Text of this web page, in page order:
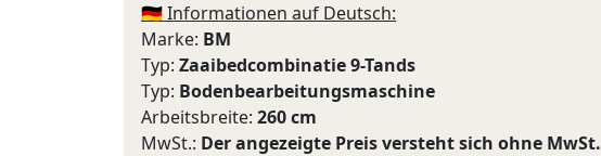
🇩🇪 Informationen auf Deutsch:
Marke: BM
Typ: Zaaibedcombinatie 9-Tands
Typ: Bodenbearbeitungsmaschine
Arbeitsbreite: 260 cm
MwSt.: Der angezeigte Preis versteht sich ohne MwSt.